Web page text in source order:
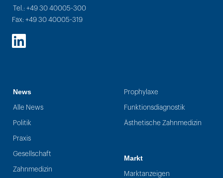
Tel.: +49 30 40005-300
Fax: +49 30 40005-319
LinkedIn
News
Alle News
Politik
Praxis
Gesellschaft
Zahnmedizin
Prophylaxe
Funktionsdiagnostik
Ästhetische Zahnmedizin
Markt
Marktanzeigen